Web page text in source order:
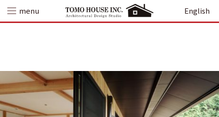
content
menu English